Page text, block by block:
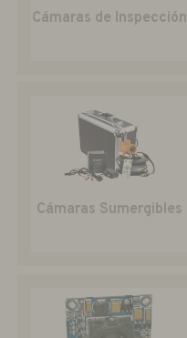
Cámaras de Inspección
Cámaras Sumergibles